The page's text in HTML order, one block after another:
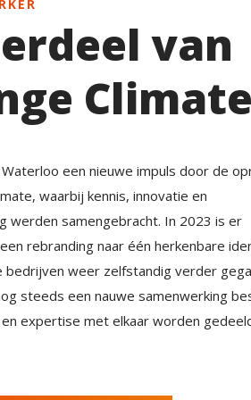
van
Climate
een nieuwe impuls door de
waarbij kennis, innovatie en
werden samengebracht. In 2023 is er
rebranding naar één herkenbare
bedrijven weer zelfstandig verder
steeds een nauwe samenwerking
expertise met elkaar worden